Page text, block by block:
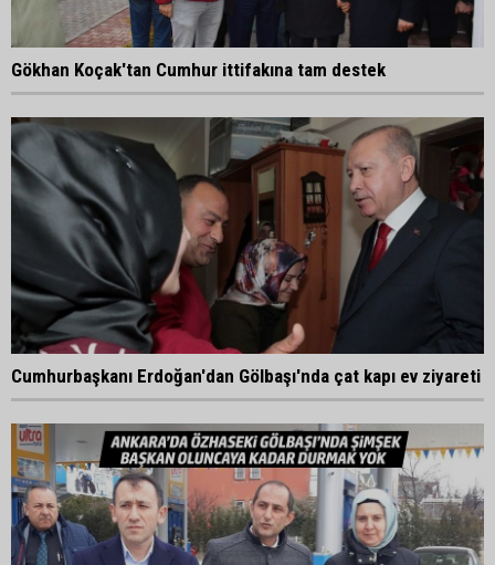
Gökhan Koçak'tan Cumhur ittifakına tam destek
Cumhurbaşkanı Erdoğan'dan Gölbaşı'nda çat kapı ev ziyareti